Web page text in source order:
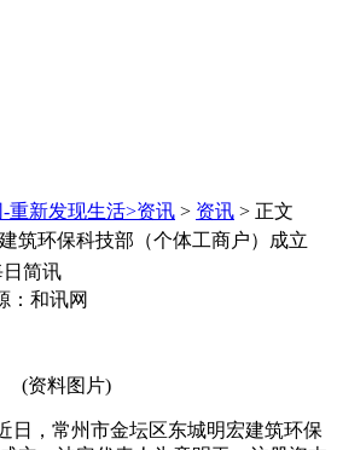
重新发现生活>资讯 > 资讯 > 正文
筑环保科技部（个体工商户）成立
简讯
：和讯网
(资料图片)
日，常州市金坛区东城明宏建筑环保